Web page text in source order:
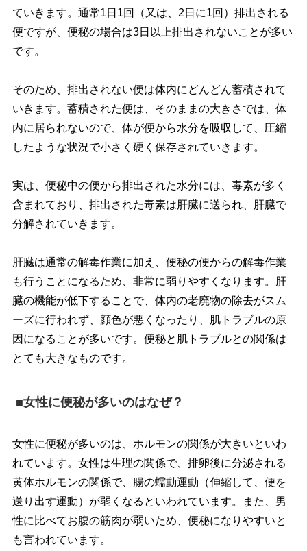
ていきます。通常1日1回（又は、2日に1回）排出される
便ですが、便秘の場合は3日以上排出されないことが多い
です。
そのため、排出されない便は体内にどんどん蓄積されて
いきます。蓄積された便は、そのままの大きさでは、体
内に居られないので、体が便から水分を吸収して、圧縮
したような状況で小さく硬く保存されていきます。
実は、便秘中の便から排出された水分には、毒素が多く
含まれており、排出された毒素は肝臓に送られ、肝臓で
分解されていきます。
肝臓は通常の解毒作業に加え、便秘の便からの解毒作業
も行うことになるため、非常に弱りやすくなります。肝
臓の機能が低下することで、体内の老廃物の除去がスム
ーズに行われず、顔色が悪くなったり、肌トラブルの原
因になることが多いです。便秘と肌トラブルとの関係は
とても大きなものです。
■女性に便秘が多いのはなぜ？
女性に便秘が多いのは、ホルモンの関係が大きいといわ
れています。女性は生理の関係で、排卵後に分泌される
黄体ホルモンの関係で、腸の蠕動運動（伸縮して、便を
送り出す運動）が弱くなるといわれています。また、男
性に比べてお腹の筋肉が弱いため、便秘になりやすいと
も言われています。